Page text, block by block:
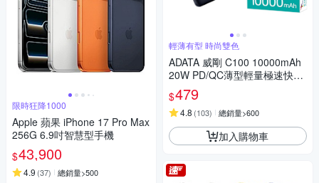
限時狂降1000
Apple 蘋果 iPhone 17 Pro Max
256G 6.9吋智慧型手機
$43,900
4.9 (37) 總銷量>500
輕薄有型 時尚雙色
ADATA 威剛 C100 10000mAh
20W PD/QC薄型輕量極速快充
行動電源_機身Wh標示
$479
4.8 (103) 總銷量>600
加入購物車